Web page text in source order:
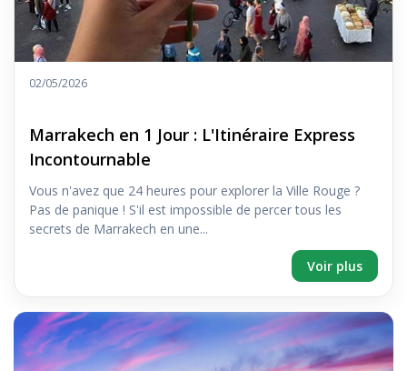
02/05/2026
Marrakech en 1 Jour : L'Itinéraire Express
Incontournable
Vous n'avez que 24 heures pour explorer la Ville Rouge ?
Pas de panique ! S'il est impossible de percer tous les
secrets de Marrakech en une...
Voir plus